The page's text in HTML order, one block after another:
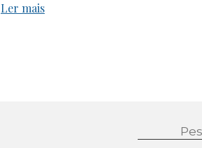
Ler mais